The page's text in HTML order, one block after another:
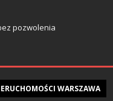
pozwolenia
WARSZAWA